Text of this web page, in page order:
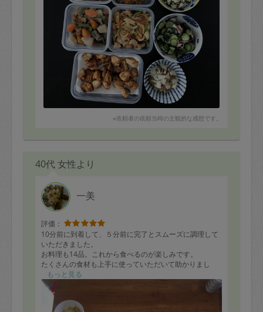
※依頼者の依頼当時の主観的な感想です。
40代 女性より
一美
評価：
10分前に到着して、５分前に完了とスムーズに調理して
いただきました。
お料理も14品。これから食べるのが楽しみです。
たくさんの食材も上手に使っていただいて助かりまし
た。
シンクに残っていたお皿も洗っていただき、シンクもゴ
ミの分別も丁寧にしてくださいました。
もっと見る